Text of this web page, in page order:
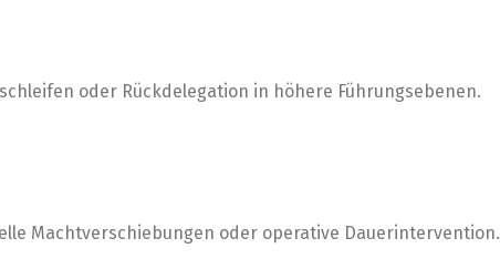
oder Rückdelegation in höhere Führungsebenen.
Machtverschiebungen oder operative Dauerintervention.